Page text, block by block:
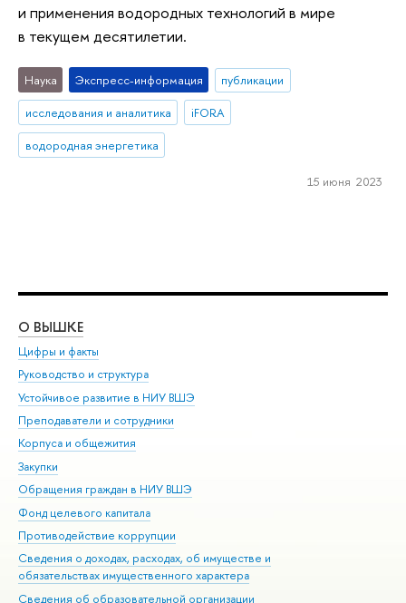
и применения водородных технологий в мире
в текущем десятилетии.
Наука Экспресс-информация
публикации
исследования и аналитика
iFORA
водородная энергетика
15 июня 2023
О ВЫШКЕ
Цифры и факты
Руководство и структура
Устойчивое развитие в НИУ ВШЭ
Преподаватели и сотрудники
Корпуса и общежития
Закупки
Обращения граждан в НИУ ВШЭ
Фонд целевого капитала
Противодействие коррупции
Сведения о доходах, расходах, об имуществе и
обязательствах имущественного характера
Сведения об образовательной организации